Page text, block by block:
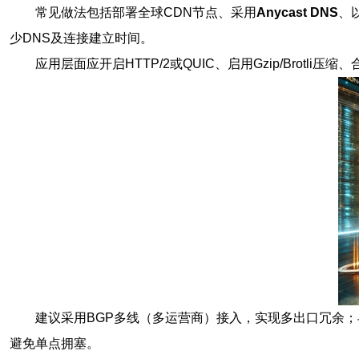
常见做法包括部署全球CDN节点、采用Anycast DNS
少DNS及连接建立时间。
应用层面应开启HTTP/2或QUIC、启用Gzip/Brotli压缩
建议采用BGP多线（多运营商）接入，实现多出口冗余
避免单点拥塞。